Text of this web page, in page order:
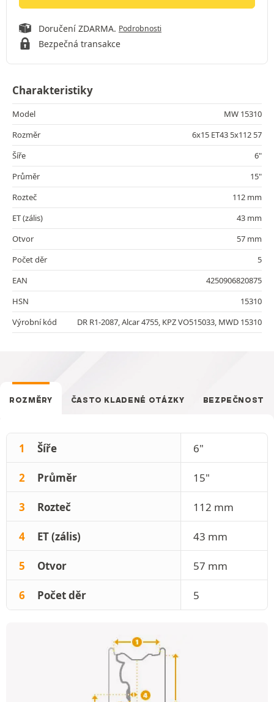
Doručení ZDARMA. Podrobnosti
Bezpečná transakce
Charakteristiky
Model
MW 15310
Rozměr
6x15 ET43 5x112 57
Šíře
6"
Průměr
15"
Rozteč
112 mm
ET (zális)
43 mm
Otvor
57 mm
Počet děr
5
EAN
4250906820875
HSN
15310
Výrobní kód
DR R1-2087, Alcar 4755, KPZ VO515033, MWD 15310
ROZMĚRY ČASTO KLADENÉ OTÁZKY BEZPEČNOST
1 Šíře 6"
2 Průměr 15"
3 Rozteč 112 mm
4 ET (zális) 43 mm
5 Otvor 57 mm
6 Počet děr 5